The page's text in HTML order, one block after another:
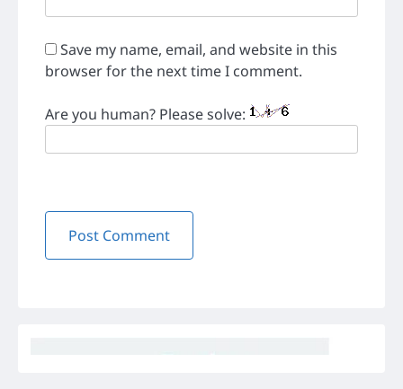
Save my name, email, and website in this
browser for the next time I comment.
Are you human? Please solve: